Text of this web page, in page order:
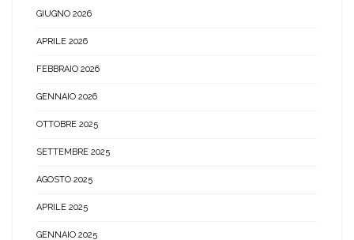
GIUGNO 2026
APRILE 2026
FEBBRAIO 2026
GENNAIO 2026
OTTOBRE 2025
SETTEMBRE 2025
AGOSTO 2025
APRILE 2025
GENNAIO 2025